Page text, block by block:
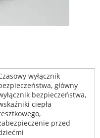
wyłącznik
główny
bezpieczeństwa,
ciepła
przed